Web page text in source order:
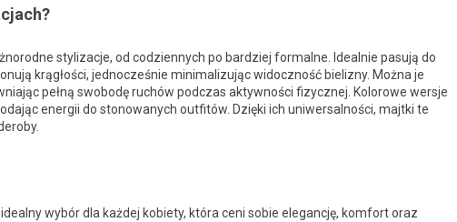
stylizacje, od codziennych po bardziej formalne. Idealnie pasują do
krągłości, jednocześnie minimalizując widoczność bielizny. Można je
pełną swobodę ruchów podczas aktywności fizycznej. Kolorowe wersje
energii do stonowanych outfitów. Dzięki ich uniwersalności, majtki te
wybór dla każdej kobiety, która ceni sobie elegancję, komfort oraz